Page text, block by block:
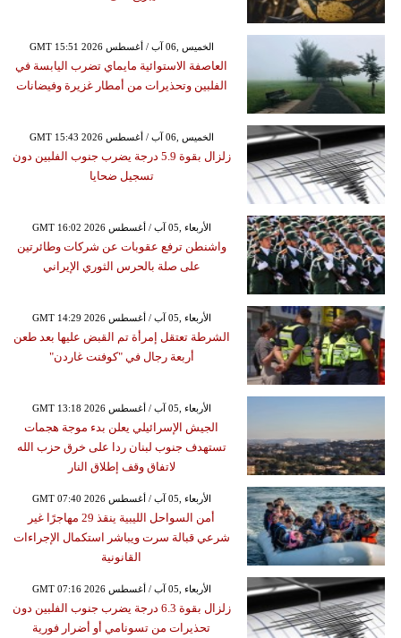
GMT 15:51 2026 الخميس ,06 آب / أغسطس
العاصفة الاستوائية مايماي تضرب اليابسة في
الفلبين وتحذيرات من أمطار غزيرة وفيضانات
GMT 15:43 2026 الخميس ,06 آب / أغسطس
زلزال بقوة 5.9 درجة يضرب جنوب الفلبين دون
تسجيل ضحايا
GMT 16:02 2026 الأربعاء ,05 آب / أغسطس
واشنطن ترفع عقوبات عن شركات وطائرتين
على صلة بالحرس الثوري الإيراني
GMT 14:29 2026 الأربعاء ,05 آب / أغسطس
الشرطة تعتقل إمرأة تم القبض عليها بعد طعن
أربعة رجال في "كوفنت غاردن"
GMT 13:18 2026 الأربعاء ,05 آب / أغسطس
الجيش الإسرائيلي يعلن بدء موجة هجمات
تستهدف جنوب لبنان ردا على خرق حزب الله
لاتفاق وقف إطلاق النار
GMT 07:40 2026 الأربعاء ,05 آب / أغسطس
أمن السواحل الليبية ينقذ 29 مهاجرًا غير
شرعي قبالة سرت ويباشر استكمال الإجراءات
القانونية
GMT 07:16 2026 الأربعاء ,05 آب / أغسطس
زلزال بقوة 6.3 درجة يضرب جنوب الفلبين دون
تحذيرات من تسونامي أو أضرار فورية